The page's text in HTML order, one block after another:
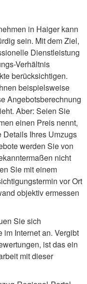
in Haiger kann
sein. Mit dem Ziel,
Dienstleistung
Verhältnis
berücksichtigen.
beispielsweise
Angebotsberechnung
Aber: Seien Sie
einen Preis nennt,
Ihres Umzugs
werden Sie von
nicht
Sie mit einem
vor Ort
objektiv ermessen
Sie sich
Internet an. Vergibt
ist das ein
mit dieser